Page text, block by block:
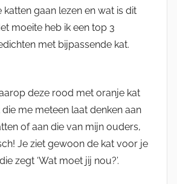
gaan lezen en wat is dit
moeite heb ik een top 3
met bijpassende kat.
deze rood met oranje kat
die me meteen laat denken aan
of aan die van mijn ouders,
Je ziet gewoon de kat voor je
zegt ‘Wat moet jij nou?’.